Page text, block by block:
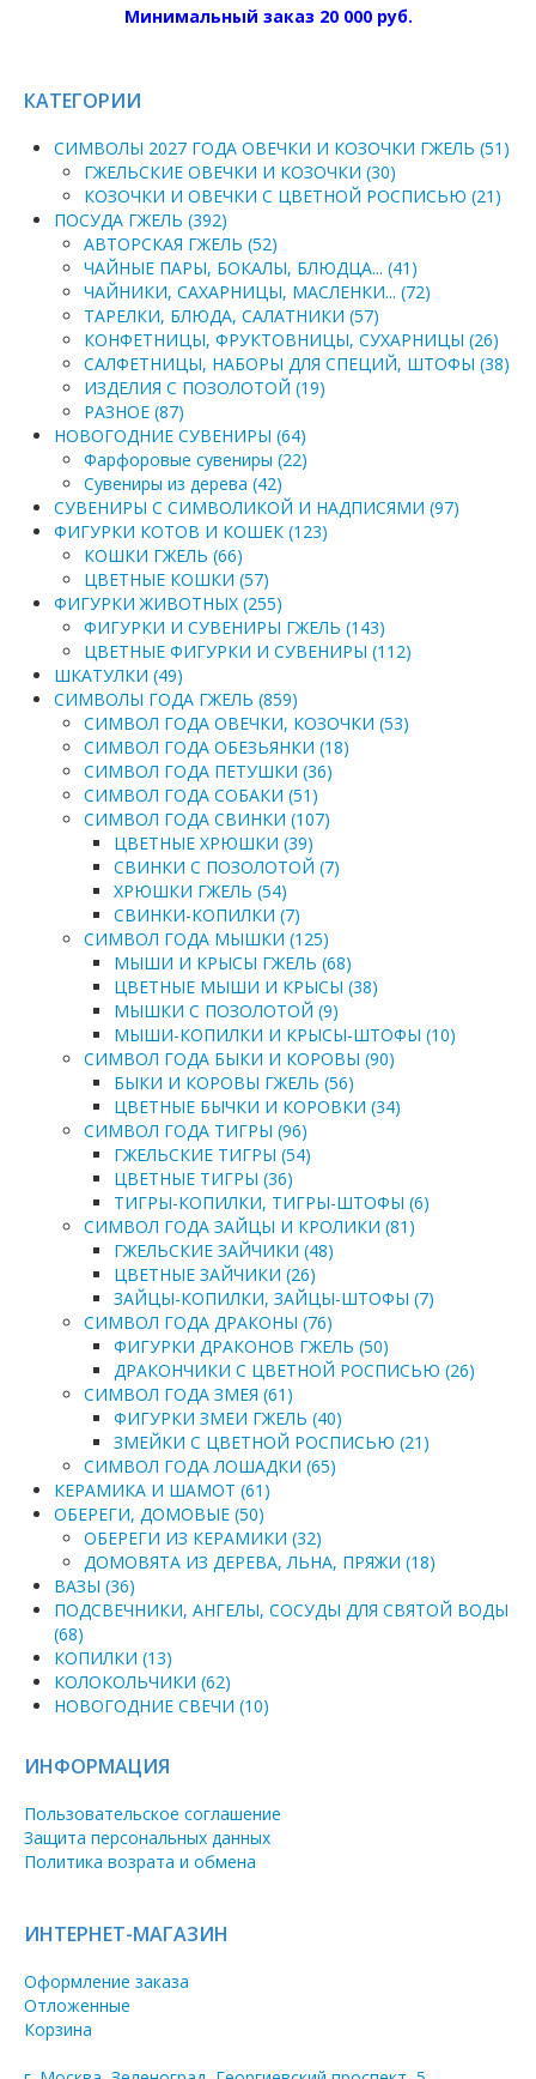
Минимальный заказ 20 000 руб.
КАТЕГОРИИ
СИМВОЛЫ 2027 ГОДА ОВЕЧКИ И КОЗОЧКИ ГЖЕЛЬ (51)
ГЖЕЛЬСКИЕ ОВЕЧКИ И КОЗОЧКИ (30)
КОЗОЧКИ И ОВЕЧКИ С ЦВЕТНОЙ РОСПИСЬЮ (21)
ПОСУДА ГЖЕЛЬ (392)
АВТОРСКАЯ ГЖЕЛЬ (52)
ЧАЙНЫЕ ПАРЫ, БОКАЛЫ, БЛЮДЦА... (41)
ЧАЙНИКИ, САХАРНИЦЫ, МАСЛЕНКИ... (72)
ТАРЕЛКИ, БЛЮДА, САЛАТНИКИ (57)
КОНФЕТНИЦЫ, ФРУКТОВНИЦЫ, СУХАРНИЦЫ (26)
САЛФЕТНИЦЫ, НАБОРЫ ДЛЯ СПЕЦИЙ, ШТОФЫ (38)
ИЗДЕЛИЯ С ПОЗОЛОТОЙ (19)
РАЗНОЕ (87)
НОВОГОДНИЕ СУВЕНИРЫ (64)
Фарфоровые сувениры (22)
Сувениры из дерева (42)
СУВЕНИРЫ С СИМВОЛИКОЙ И НАДПИСЯМИ (97)
ФИГУРКИ КОТОВ И КОШЕК (123)
КОШКИ ГЖЕЛЬ (66)
ЦВЕТНЫЕ КОШКИ (57)
ФИГУРКИ ЖИВОТНЫХ (255)
ФИГУРКИ И СУВЕНИРЫ ГЖЕЛЬ (143)
ЦВЕТНЫЕ ФИГУРКИ И СУВЕНИРЫ (112)
ШКАТУЛКИ (49)
СИМВОЛЫ ГОДА ГЖЕЛЬ (859)
СИМВОЛ ГОДА ОВЕЧКИ, КОЗОЧКИ (53)
СИМВОЛ ГОДА ОБЕЗЬЯНКИ (18)
СИМВОЛ ГОДА ПЕТУШКИ (36)
СИМВОЛ ГОДА СОБАКИ (51)
СИМВОЛ ГОДА СВИНКИ (107)
ЦВЕТНЫЕ ХРЮШКИ (39)
СВИНКИ С ПОЗОЛОТОЙ (7)
ХРЮШКИ ГЖЕЛЬ (54)
СВИНКИ-КОПИЛКИ (7)
СИМВОЛ ГОДА МЫШКИ (125)
МЫШИ И КРЫСЫ ГЖЕЛЬ (68)
ЦВЕТНЫЕ МЫШИ И КРЫСЫ (38)
МЫШКИ С ПОЗОЛОТОЙ (9)
МЫШИ-КОПИЛКИ И КРЫСЫ-ШТОФЫ (10)
СИМВОЛ ГОДА БЫКИ И КОРОВЫ (90)
БЫКИ И КОРОВЫ ГЖЕЛЬ (56)
ЦВЕТНЫЕ БЫЧКИ И КОРОВКИ (34)
СИМВОЛ ГОДА ТИГРЫ (96)
ГЖЕЛЬСКИЕ ТИГРЫ (54)
ЦВЕТНЫЕ ТИГРЫ (36)
ТИГРЫ-КОПИЛКИ, ТИГРЫ-ШТОФЫ (6)
СИМВОЛ ГОДА ЗАЙЦЫ И КРОЛИКИ (81)
ГЖЕЛЬСКИЕ ЗАЙЧИКИ (48)
ЦВЕТНЫЕ ЗАЙЧИКИ (26)
ЗАЙЦЫ-КОПИЛКИ, ЗАЙЦЫ-ШТОФЫ (7)
СИМВОЛ ГОДА ДРАКОНЫ (76)
ФИГУРКИ ДРАКОНОВ ГЖЕЛЬ (50)
ДРАКОНЧИКИ С ЦВЕТНОЙ РОСПИСЬЮ (26)
СИМВОЛ ГОДА ЗМЕЯ (61)
ФИГУРКИ ЗМЕИ ГЖЕЛЬ (40)
ЗМЕЙКИ С ЦВЕТНОЙ РОСПИСЬЮ (21)
СИМВОЛ ГОДА ЛОШАДКИ (65)
КЕРАМИКА И ШАМОТ (61)
ОБЕРЕГИ, ДОМОВЫЕ (50)
ОБЕРЕГИ ИЗ КЕРАМИКИ (32)
ДОМОВЯТА ИЗ ДЕРЕВА, ЛЬНА, ПРЯЖИ (18)
ВАЗЫ (36)
ПОДСВЕЧНИКИ, АНГЕЛЫ, СОСУДЫ ДЛЯ СВЯТОЙ ВОДЫ
(68)
КОПИЛКИ (13)
КОЛОКОЛЬЧИКИ (62)
НОВОГОДНИЕ СВЕЧИ (10)
ИНФОРМАЦИЯ
Пользовательское соглашение
Защита персональных данных
Политика возрата и обмена
ИНТЕРНЕТ-МАГАЗИН
Оформление заказа
Отложенные
Корзина